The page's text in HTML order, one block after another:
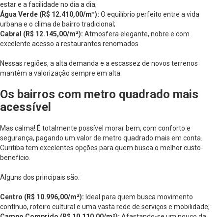
estar e a facilidade no dia a dia;
Água Verde (R$ 12.410,00/m²): O equilíbrio perfeito entre a vida
urbana e o clima de bairro tradicional;
Cabral (R$ 12.145,00/m²): Atmosfera elegante, nobre e com
excelente acesso a restaurantes renomados
Nessas regiões, a alta demanda e a escassez de novos terrenos
mantêm a valorização sempre em alta.
Os bairros com metro quadrado mais
acessível
Mas calma! É totalmente possível morar bem, com conforto e
segurança, pagando um valor de metro quadrado mais em conta.
Curitiba tem excelentes opções para quem busca o melhor custo-
benefício.
Alguns dos principais são:
Centro (R$ 10.996,00/m²): Ideal para quem busca movimento
contínuo, roteiro cultural e uma vasta rede de serviços e mobilidade;